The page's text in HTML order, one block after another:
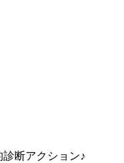
断アクション♪